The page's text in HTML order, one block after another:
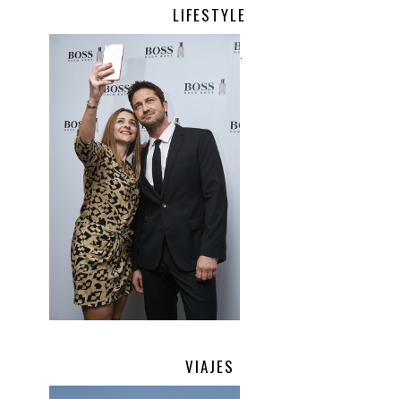
LIFESTYLE
.
VIAJES